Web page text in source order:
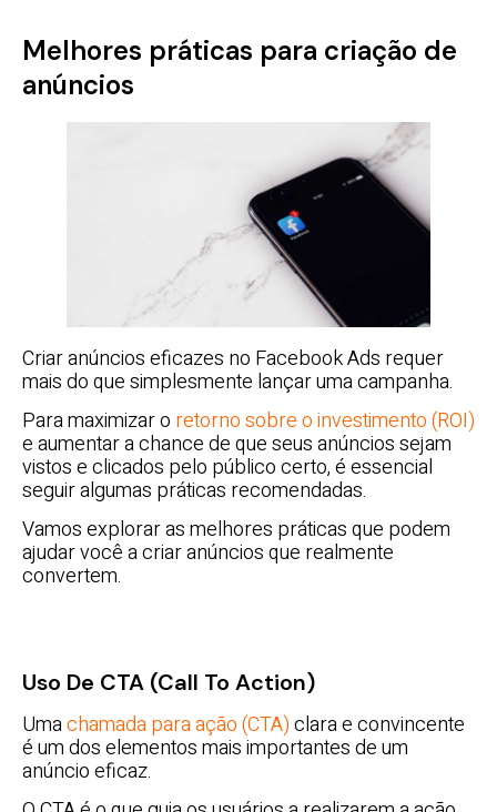
Melhores práticas para criação de
anúncios
Criar anúncios eficazes no Facebook Ads requer
mais do que simplesmente lançar uma campanha.
Para maximizar o retorno sobre o investimento (ROI)
e aumentar a chance de que seus anúncios sejam
vistos e clicados pelo público certo, é essencial
seguir algumas práticas recomendadas.
Vamos explorar as melhores práticas que podem
ajudar você a criar anúncios que realmente
convertem.
Uso De CTA (Call To Action)
Umachamada para ação (CTA)clara e convincente
é um dos elementos mais importantes de um
anúncio eficaz.